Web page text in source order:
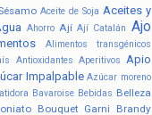
Aceite de Soja Aceites y
Ahorro Ají Ají Catalán Ajo
Alimentos transgénicos
Antioxidantes Aperitivos Apio
Impalpable Azúcar moreno
Bavaroise Bebidas Belleza
Bouquet Garni
Brandy